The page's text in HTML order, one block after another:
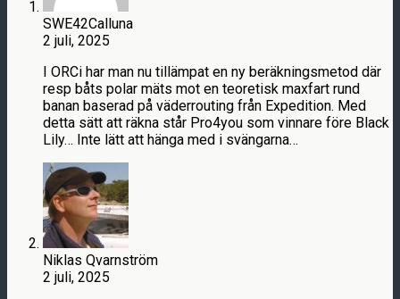
SWE42Calluna
2 juli, 2025
I ORCi har man nu tillämpat en ny beräkningsmetod där
resp båts polar mäts mot en teoretisk maxfart rund
banan baserad på väderrouting från Expedition. Med
detta sätt att räkna står Pro4you som vinnare före Black
Lily… Inte lätt att hänga med i svängarna…
Niklas Qvarnström
2 juli, 2025